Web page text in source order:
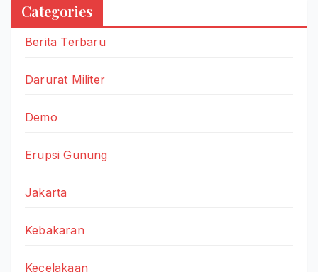
Categories
Berita Terbaru
Darurat Militer
Demo
Erupsi Gunung
Jakarta
Kebakaran
Kecelakaan